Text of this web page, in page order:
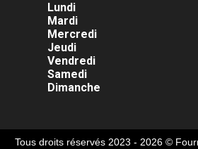
Lundi
Mardi
Mercredi
Jeudi
Vendredi
Samedi
Dimanche
Tous droits réservés 2023 - 2026 ©